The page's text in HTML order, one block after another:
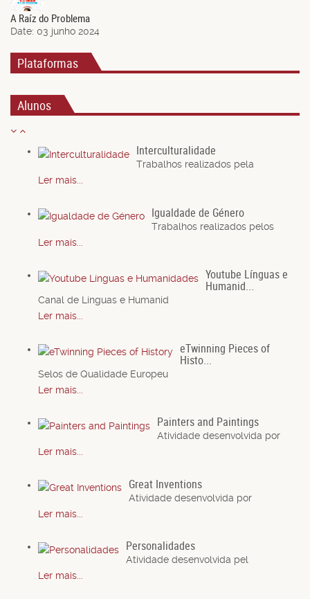
A Raíz do Problema
Date: 03 junho 2024
Plataformas
Alunos
Interculturalidade
Trabalhos realizados pela
Ler mais...
Igualdade de Género
Trabalhos realizados pelos
Ler mais...
Youtube Línguas e
Humanid...
Canal de Línguas e Humanid
Ler mais...
eTwinning Pieces of
Histo...
Selos de Qualidade Europeu
Ler mais...
Painters and Paintings
Atividade desenvolvida por
Ler mais...
Great Inventions
Atividade desenvolvida por
Ler mais...
Personalidades
Atividade desenvolvida pel
Ler mais...